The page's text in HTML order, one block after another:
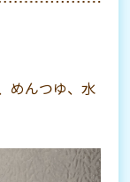
めんつゆ、水